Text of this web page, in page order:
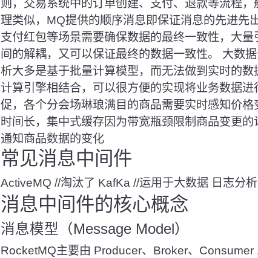
则，交易系统中的订单创建、支付、退款等流程
理类似，MQ提供的顺序消息即保证消息的先进先
支付红包等场景需要确保数据的最终一致性，大
间的解耦，又可以保证最终的数据一致性。 大数
析大多是基于批量计算模型，而无法做到实时的
计算引擎相结合，可以很方便的实现将业务数据
促，各个分会场琳琅满目的商品需要实时感知价
时间长，集中式缓存因为带宽瓶颈限制商品变更
通知商品数据的变化
常见消息中间件
ActiveMQ //淘汰了 KafKa //运用于大数据 日志分
消息中间件的核心概念
消息模型（Message Model）
RocketMQ主要由 Producer、Broker、Consumer